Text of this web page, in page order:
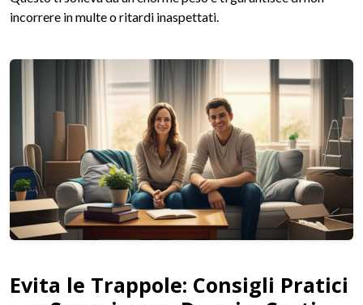
incorrere in multe o ritardi inaspettati.
Evita le Trappole: Consigli Pratici